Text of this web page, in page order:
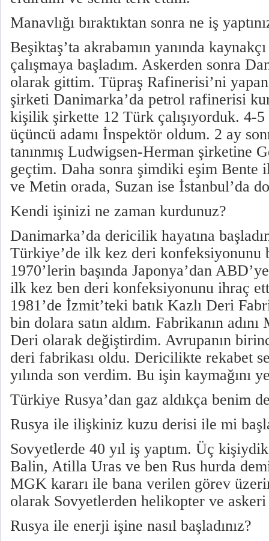
Manavlığı bıraktıktan sonra ne iş
Beşiktaş’ta akrabamın yanında
çalışmaya başladım. Askerden sonra
olarak gittim. Tüpraş Rafinerisi’ni
şirketi Danimarka’da petrol rafinerisi
kişilik şirkette 12 Türk çalışıyorduk. 4-
üçüncü adamı İnspektör oldum. 2 ay
tanınmış Ludwigsen-Herman şirketine
geçtim. Daha sonra şimdiki eşim Bente
ve Metin orada, Suzan ise İstanbul’da
Kendi işinizi ne zaman kurdunuz?
Danimarka’da dericilik hayatına
Türkiye’de ilk kez deri konfeksiyonunu
1970’lerin başında Japonya’dan
ilk kez ben deri konfeksiyonunu ihraç
1981’de İzmit’teki batık Kazlı Deri
bin dolara satın aldım. Fabrikanın
Deri olarak değiştirdim. Avrupanın
deri fabrikası oldu. Dericilikte rekabet
yılında son verdim. Bu işin kaymağını
Türkiye Rusya’dan gaz aldıkça benim
Rusya ile ilişkiniz kuzu derisi ile mi
Sovyetlerde 40 yıl iş yaptım. Üç
Balin, Atilla Uras ve ben Rus hurda
MGK kararı ile bana verilen görev
olarak Sovyetlerden helikopter ve
Rusya ile enerji işine nasıl başladınız?